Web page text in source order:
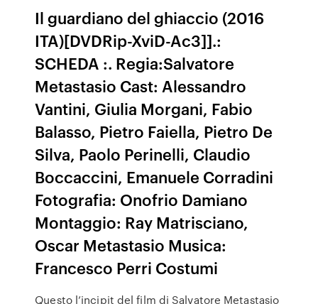
Il guardiano del ghiaccio (2016
ITA)[DVDRip-XviD-Ac3]].:
SCHEDA :. Regia:Salvatore
Metastasio Cast: Alessandro
Vantini, Giulia Morgani, Fabio
Balasso, Pietro Faiella, Pietro De
Silva, Paolo Perinelli, Claudio
Boccaccini, Emanuele Corradini
Fotografia: Onofrio Damiano
Montaggio: Ray Matrisciano,
Oscar Metastasio Musica:
Francesco Perri Costumi
Questo l’incipit del film di Salvatore Metastasio